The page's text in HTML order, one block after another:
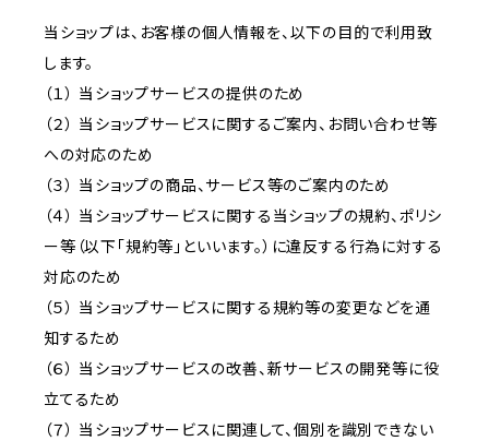
当ショップは、お客様の個人情報を、以下の目的で利用致
します。
（１） 当ショップサービスの提供のため
（２） 当ショップサービスに関するご案内、お問い合わせ等
への対応のため
（３） 当ショップの商品、サービス等のご案内のため
（４） 当ショップサービスに関する当ショップの規約、ポリシ
ー等（以下「規約等」といいます。）に違反する行為に対する
対応のため
（５） 当ショップサービスに関する規約等の変更などを通
知するため
（６） 当ショップサービスの改善、新サービスの開発等に役
立てるため
（７） 当ショップサービスに関連して、個別を識別できない